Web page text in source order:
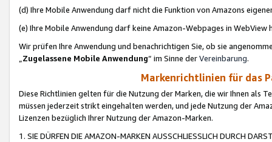
(d) Ihre Mobile Anwendung darf nicht die Funktion von Amazons
(e) Ihre Mobile Anwendung darf keine Amazon-Webpages in WebView
Wir prüfen Ihre Anwendung und benachrichtigen Sie, ob sie
„Zugelassene Mobile Anwendung“ im Sinne derVereinbarung.
Markenrichtlinien für das
Diese Richtlinien gelten für die Nutzung der Marken, die wir Ihnen als
müssen jederzeit strikt eingehalten werden, und jede Nutzung der
Lizenzen bezüglich Ihrer Nutzung der Amazon-Marken.
1. SIE DÜRFEN DIE AMAZON-MARKEN AUSSCHLIESSLICH DURCH